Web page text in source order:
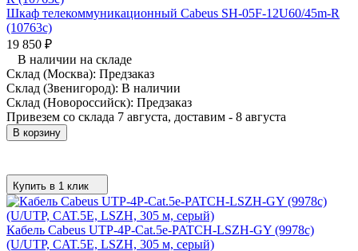
Шкаф телекоммуникационный Cabeus SH-05F-12U60/45m-R
(10763c)
19 850 ₽
В наличии на складе
Склад (Москва): Предзаказ
Склад (Звенигород): В наличии
Склад (Новороссийск): Предзаказ
Привезем со склада 7 августа, доставим - 8 августа
В корзину
Купить в 1 клик
Кабель Cabeus UTP-4P-Cat.5e-PATCH-LSZH-GY (9978c)
(U/UTP, CAT.5E, LSZH, 305 м, серый)